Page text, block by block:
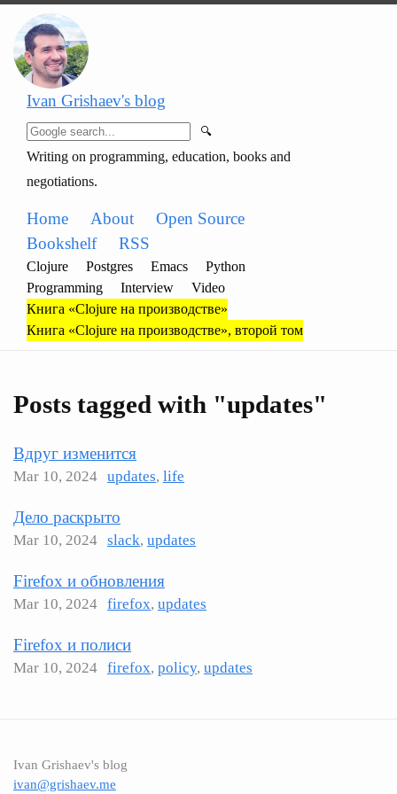
Ivan Grishaev's blog
🔍
Writing on programming, education, books and
negotiations.
Home About
Open Source
Bookshelf
RSS
Clojure Postgres Emacs
Python
Programming
Interview
Video
Книга «Clojure на производстве»
Книга «Clojure на производстве», второй том
Posts tagged with "updates"
Вдруг изменится
Mar 10, 2024 updates, life
Дело раскрыто
Mar 10, 2024 slack, updates
Firefox и обновления
Mar 10, 2024 firefox, updates
Firefox и полиси
Mar 10, 2024 firefox, policy, updates
Ivan Grishaev's blog
ivan@grishaev.me